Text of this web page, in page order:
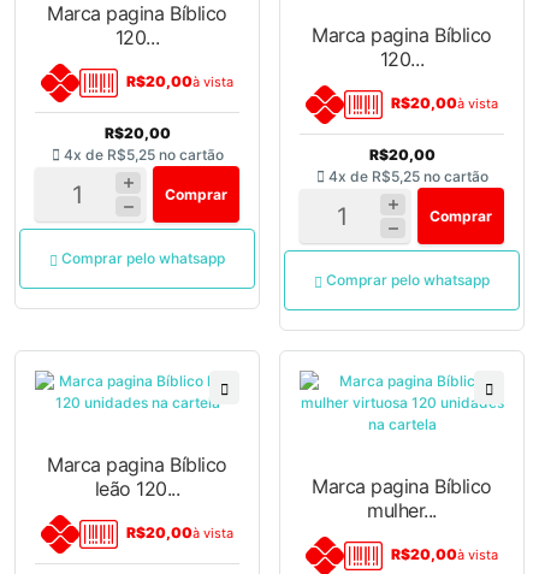
Marca pagina Bíblico
120...
R$20,00à vista
R$20,00
4x de R$5,25 no cartão
Comprar
Comprar pelo whatsapp
Marca pagina Bíblico
120...
R$20,00à vista
R$20,00
4x de R$5,25 no cartão
Comprar
Comprar pelo whatsapp
Marca pagina Bíblico
leão 120...
R$20,00à vista
Marca pagina Bíblico
mulher...
R$20,00à vista